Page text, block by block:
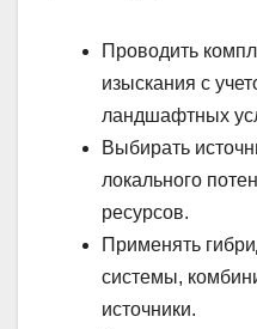
Проводить
изыскания с
ландшафтных
Выбирать
локального
ресурсов.
Применять
системы,
источники.